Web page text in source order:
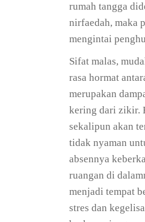
rumah tangga
nirfaedah, maka
mengintai
Sifat malas,
rasa hormat
merupakan
kering dari zikir.
sekalipun akan
tidak nyaman
absennya
ruangan di
menjadi tempat
stres dan